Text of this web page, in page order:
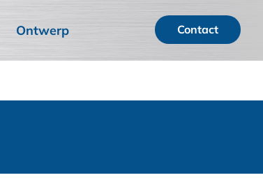
Ontwerp Contact